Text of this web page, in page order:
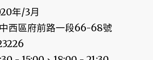
年/3月
西區府前路一段66-68號